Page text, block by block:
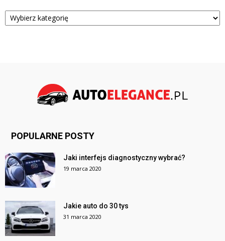
Kategorie
POPULARNE POSTY
Jaki interfejs diagnostyczny wybrać?
19 marca 2020
Jakie auto do 30 tys
31 marca 2020